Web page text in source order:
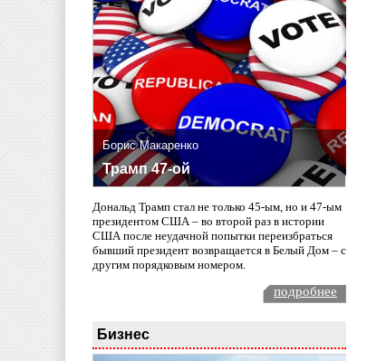
Борис Макаренко
Трамп 47-ой
Дональд Трамп стал не только 45-ым, но и 47-ым
президентом США – во второй раз в истории
США после неудачной попытки переизбраться
бывший президент возвращается в Белый Дом – с
другим порядковым номером.
подробнее
Бизнес